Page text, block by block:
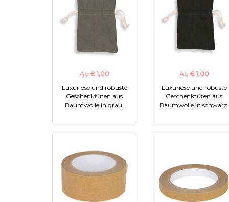
Ab € 1,00
Luxuriöse und robuste
Geschenktüten aus
Baumwolle in grau.
Ab € 1,00
Luxuriöse und robuste
Geschenktüten aus
Baumwolle in schwarz.